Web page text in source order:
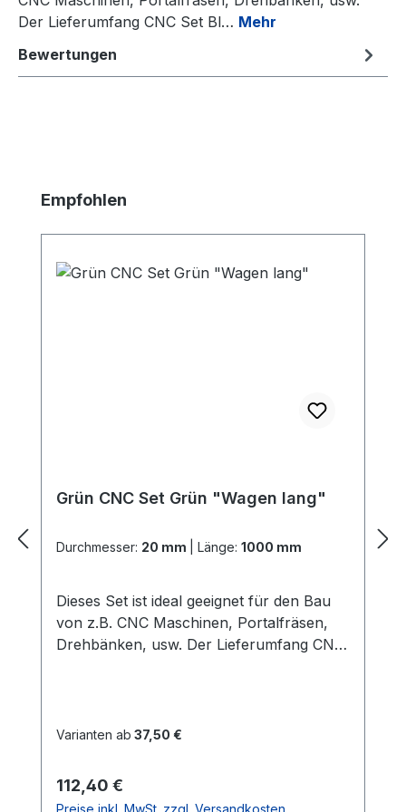
Der Lieferumfang CNC Set Bl… Mehr
Bewertungen
Produktgalerie überspringen
Empfohlen
Grün CNC Set Grün "Wagen lang"
Durchmesser: 20 mm Länge: 1000 mm
Dieses Set ist ideal geeignet für den Bau
von z.B. CNC Maschinen, Portalfräsen,
Drehbänken, usw. Der Lieferumfang CNC
60 HRC 2x ALU -
(dieses ist die stabilere
Varianten ab 37,50 €
Regulärer Preis:
112,40 €
Preise inkl. MwSt. zzgl. Versandkosten